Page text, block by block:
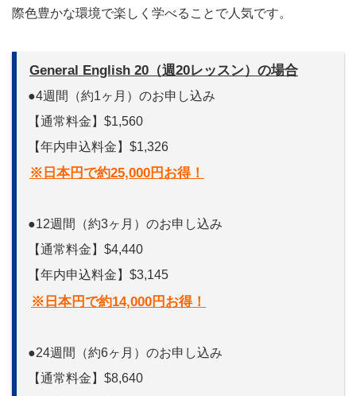
際色豊かな環境で楽しく学べることで人気です。
General English 20（週20レッスン）の場合
●4週間（約1ヶ月）のお申し込み
【通常料金】$1,560
【年内申込料金】$1,326
※日本円で約25,000円お得！
●12週間（約3ヶ月）のお申し込み
【通常料金】$4,440
【年内申込料金】$3,145
※日本円で約14,000円お得！
●24週間（約6ヶ月）のお申し込み
【通常料金】$8,640